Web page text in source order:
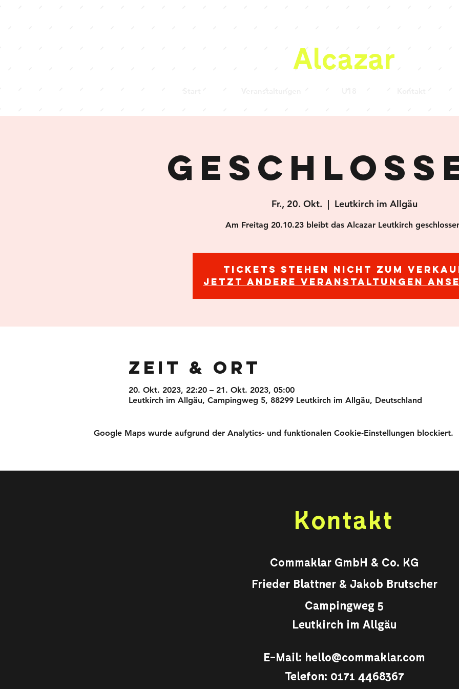
Alcazar
Fr., 20. Okt.
  |
Leutkirch im Allgäu
Am Freitag 20.10.23 bleibt das Alcazar Leutkirch
Tickets stehen nicht zum
Jetzt andere Veranstaltungen
Zeit & Ort
20. Okt. 2023, 22:20 – 21. Okt. 2023, 05:00
Leutkirch im Allgäu, Campingweg 5, 88299 Leutkirch im Allgäu, Deutschland
Google Maps wurde aufgrund der Analytics- und funktionalen Cookie-Einstellungen blockiert.
Kontakt
Commaklar GmbH & Co. KG
Frieder Blattner & Jakob Brutscher
Campingweg 5
Leutkirch im Allgäu
E-Mail: hello@commaklar.com
Telefon: 0171 4468367